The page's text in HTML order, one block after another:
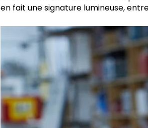
en fait une signature lumineuse,